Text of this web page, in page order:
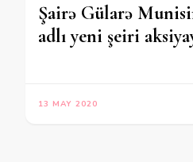
Şairə Gülarə
adlı yeni şeiri
13 MAY 2020